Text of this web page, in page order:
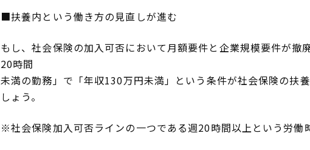
■扶養内という働き方の見直しが進む
もし、社会保険の加入可否において月額要件と企業規模要件が撤
20時間
未満の勤務」で「年収130万円未満」という条件が社会保険の扶
しょう。
※社会保険加入可否ラインの一つである週20時間以上という労働